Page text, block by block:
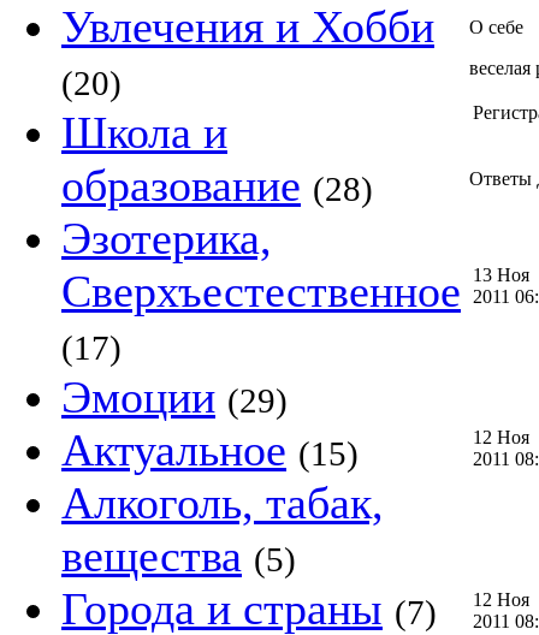
Увлечения и Хобби
(20)
Школа и
образование (28)
Эзотерика,
Сверхъестественное
(17)
Эмоции (29)
Актуальное (15)
Алкоголь, табак,
вещества (5)
Города и страны (7)
О себе
веселая
Ответы
13 Ноя
2011
12 Ноя
2011
12 Ноя
2011